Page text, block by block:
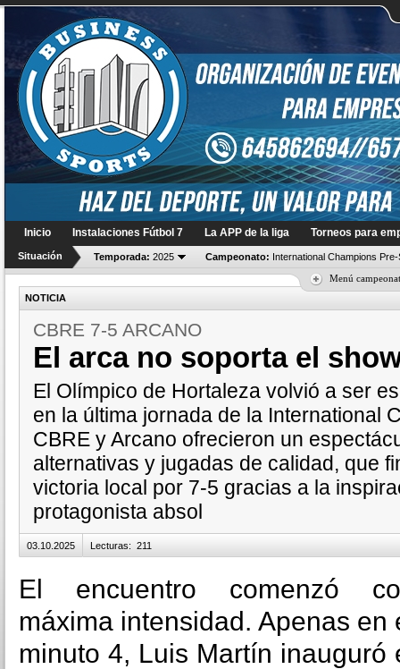
Inicio Instalaciones Fútbol 7 La APP de la liga Torneos para
Situación Temporada: 2025 Campeonato: International Champions
Menú
NOTICIA
CBRE 7-5 ARCANO
El arca no soporta el
El Olímpico de Hortaleza volvió a ser
en la última jornada de la International
CBRE y Arcano ofrecieron un
alternativas y jugadas de calidad, que
victoria local por 7-5 gracias a la
protagonista absol
03.10.2025 Lecturas: 211
El encuentro comenzó
máxima intensidad. Apenas en
minuto 4, Luis Martín inauguró